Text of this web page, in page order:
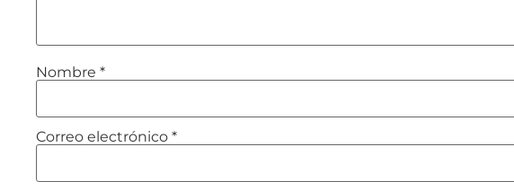
Nombre *
Correo electrónico *